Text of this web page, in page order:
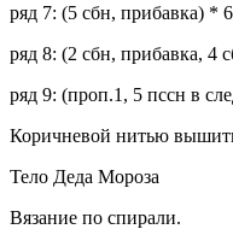
ряд 7: (5 сбн, прибавка) *
ряд 8: (2 сбн, прибавка, 4
ряд 9: (проп.1, 5 пссн в
Коричневой нитью вышить
Тело Деда Мороза
Вязание по спирали.